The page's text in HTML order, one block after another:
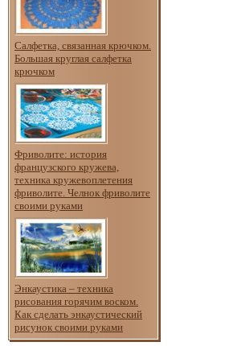
Салфетка, связанная крючком.
Большая круглая салфетка
крючком
Фриволите: история
французского кружева,
техника кружевоплетения
фриволите. Челнок фриволите
своими руками
Энкаустика – техника
рисования горячим воском.
Как сделать энкаустический
рисунок своими руками